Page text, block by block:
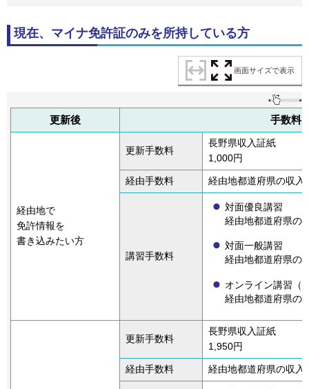
現在、マイナ免許証のみを所持している方
画面サイズで表示
更新後 手数料
経由地で
免許情報を
書き込みたい方
更新手数料
長野県収入証紙
1,000円
経由手数料 経由地都道府県の収入
講習手数料
対面優良講習
経由地都道府県の
対面一般講習
経由地都道府県の
オンライン講習（
経由地都道府県の
更新手数料
長野県収入証紙
1,950円
経由手数料 経由地都道府県の収入